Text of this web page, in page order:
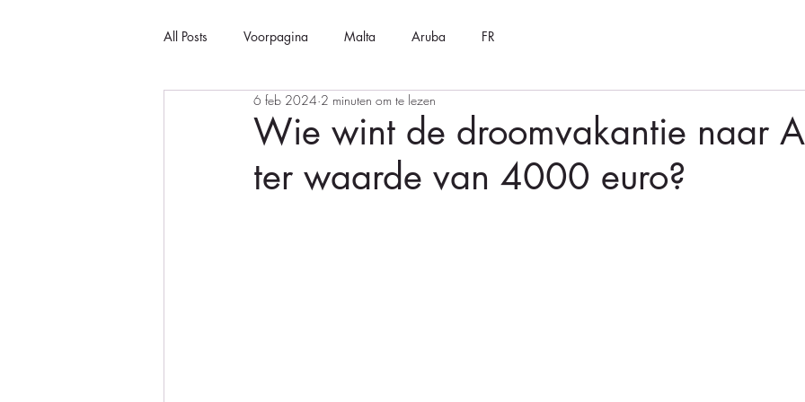
All Posts Voorpagina Malta Aruba FR
Wie wint de droomvakantie naar
ter waarde van 4000 euro?
6 feb 2024 2 minuten om te lezen